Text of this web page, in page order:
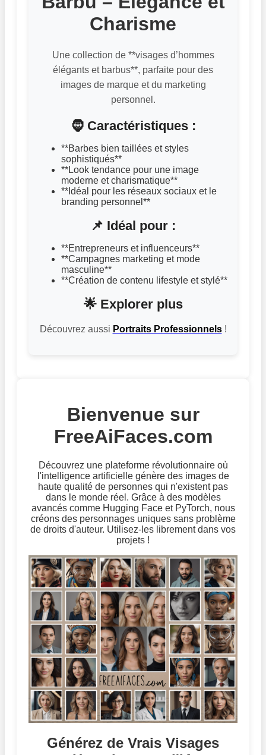
Charisme
Une collection de **visages d’hommes
élégants et barbus**, parfaite pour des
images de marque et du marketing
personnel.
🧔 Caractéristiques :
**Barbes bien taillées et styles
sophistiqués**
**Look tendance pour une image
moderne et charismatique**
**Idéal pour les réseaux sociaux et le
branding personnel**
📌 Idéal pour :
**Entrepreneurs et influenceurs**
**Campagnes marketing et mode
masculine**
**Création de contenu lifestyle et stylé**
🌟 Explorer plus
Découvrez aussi Portraits Professionnels!
Bienvenue sur
FreeAiFaces.com
Découvrez une plateforme révolutionnaire où
l'intelligence artificielle génère des images de
haute qualité de personnes qui n'existent pas
dans le monde réel. Grâce à des modèles
avancés comme Hugging Face et PyTorch, nous
créons des personnages uniques sans problème
de droits d'auteur. Utilisez-les librement dans vos
projets !
Générez de Vrais Visages